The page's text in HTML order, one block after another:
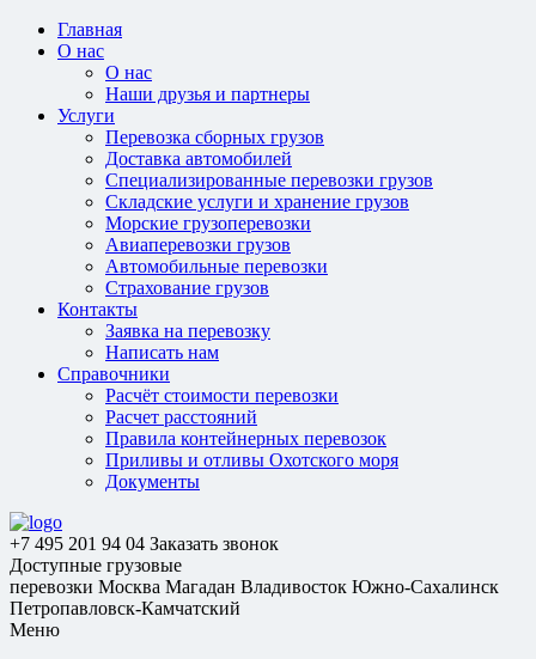
Главная
О нас
О нас
Наши друзья и партнеры
Услуги
Перевозка сборных грузов
Доставка автомобилей
Специализированные перевозки грузов
Складские услуги и хранение грузов
Морские грузоперевозки
Авиаперевозки грузов
Автомобильные перевозки
Страхование грузов
Контакты
Заявка на перевозку
Написать нам
Справочники
Расчёт стоимости перевозки
Расчет расстояний
Правила контейнерных перевозок
Приливы и отливы Охотского моря
Документы
+7 495 201 94 04 Заказать звонок
Доступные грузовые
перевозки Москва Магадан Владивосток Южно-Сахалинск
Петропавловск-Камчатский
Меню